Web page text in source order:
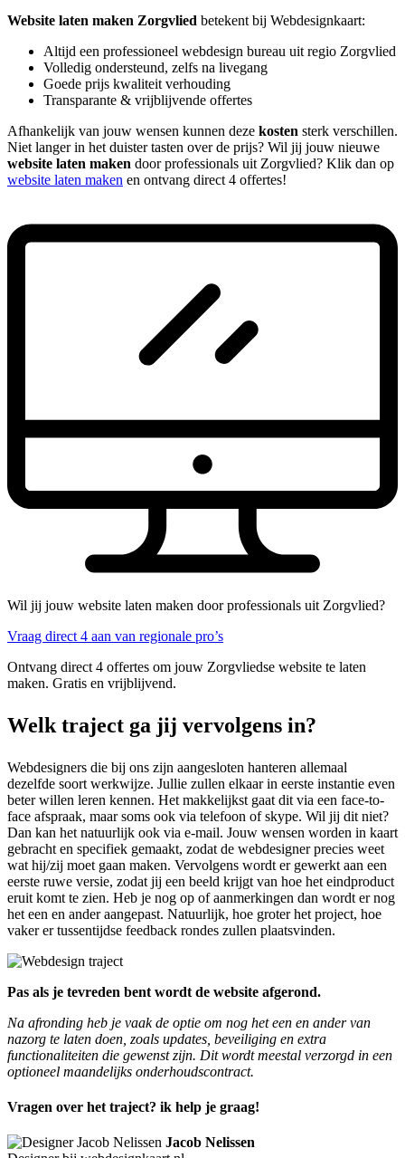
Website laten maken Zorgvlied betekent bij Webdesignkaart:
Altijd een professioneel webdesign bureau uit regio Zorgvlied
Volledig ondersteund, zelfs na livegang
Goede prijs kwaliteit verhouding
Transparante & vrijblijvende offertes
Afhankelijk van jouw wensen kunnen deze kosten sterk verschillen.
Niet langer in het duister tasten over de prijs? Wil jij jouw nieuwe
website laten maken door professionals uit Zorgvlied? Klik dan op
website laten maken en ontvang direct 4 offertes!
Wil jij jouw website laten maken door professionals uit Zorgvlied?
Vraag direct 4 aan van regionale pro’s
Ontvang direct 4 offertes om jouw Zorgvliedse website te laten
maken. Gratis en vrijblijvend.
Welk traject ga jij vervolgens in?
Webdesigners die bij ons zijn aangesloten hanteren allemaal
dezelfde soort werkwijze. Jullie zullen elkaar in eerste instantie even
beter willen leren kennen. Het makkelijkst gaat dit via een face-to-
face afspraak, maar soms ook via telefoon of skype. Wil jij dit niet?
Dan kan het natuurlijk ook via e-mail. Jouw wensen worden in kaart
gebracht en specifiek gemaakt, zodat de webdesigner precies weet
wat hij/zij moet gaan maken. Vervolgens wordt er gewerkt aan een
eerste ruwe versie, zodat jij een beeld krijgt van hoe het eindproduct
eruit komt te zien. Heb je nog op of aanmerkingen dan wordt er nog
het een en ander aangepast. Natuurlijk, hoe groter het project, hoe
vaker er tussentijdse feedback rondes zullen plaatsvinden.
Pas als je tevreden bent wordt de website afgerond.
Na afronding heb je vaak de optie om nog het een en ander van
nazorg te laten doen, zoals updates, beveiliging en extra
functionaliteiten die gewenst zijn. Dit wordt meestal verzorgd in een
optioneel maandelijks onderhoudscontract.
Vragen over het traject? ik help je graag!
Jacob Nelissen